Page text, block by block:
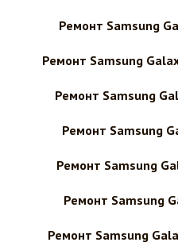
Ремонт Samsung
Ремонт Samsung
Ремонт Samsung
Ремонт Samsung
Ремонт Samsung
Ремонт Samsung
Ремонт Samsung